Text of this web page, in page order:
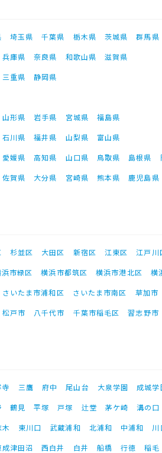
埼玉県 千葉県 栃木県 茨城県
群馬県
兵庫県 奈良県 和歌山県
滋賀県
三重県
静岡県
山形県 岩手県 宮城県
福島県
石川県 福井県 山梨県
富山県
愛媛県 高知県 山口県 鳥取県 島根県
佐賀県 大分県 宮崎県 熊本県 鹿児島県
杉並区 大田区 新宿区 江東区 江戸川
浜市緑区 横浜市都筑区 横浜市港北区 横
さいたま市浦和区 さいたま市南区 草加市
松戸市 八千代市 千葉市稲毛区 習志野市
三鷹 府中 尾山台 大泉学園 成城学
鶴見 平塚 戸塚 辻堂 茅ケ崎
溝の口
木 東川口 武蔵浦和 北浦和 中浦和
川
成津田沼 西白井 白井 船橋 行徳 稲毛